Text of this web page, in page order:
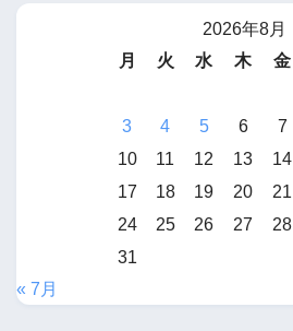
2026年8月
月
火 水 木 金
3
4 5 6 7
10
11 12 13 14
17
18 19 20 21
24
25 26 27 28
31
« 7月